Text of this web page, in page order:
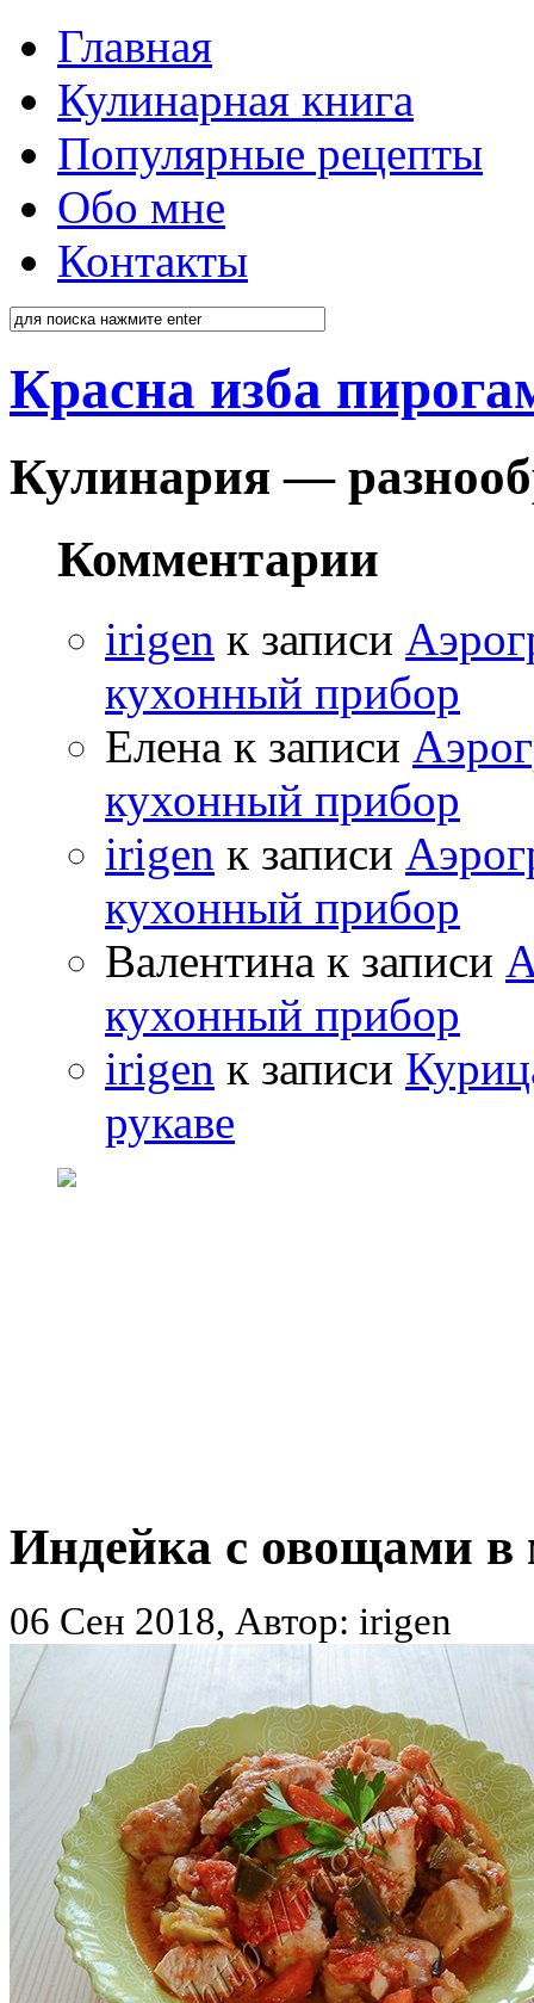
Главная
Кулинарная книга
Популярные рецепты
Обо мне
Контакты
Красна изба
Кулинария —
Комментарии
irigen к записи
кухонный прибор
Елена к записи
кухонный прибор
irigen к записи
кухонный прибор
Валентина к записи
кухонный прибор
irigen к записи
рукаве
Индейка с овощами в
06 Сен 2018, Автор: irigen